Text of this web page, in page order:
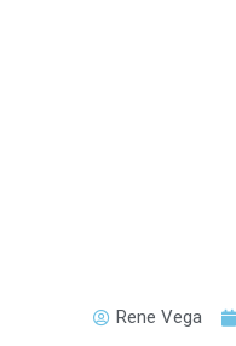
Rene Vega